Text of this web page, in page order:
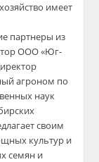
имеет
партнеры из
ООО «Юг-
агроном по
наук
своим
культур и
семян и